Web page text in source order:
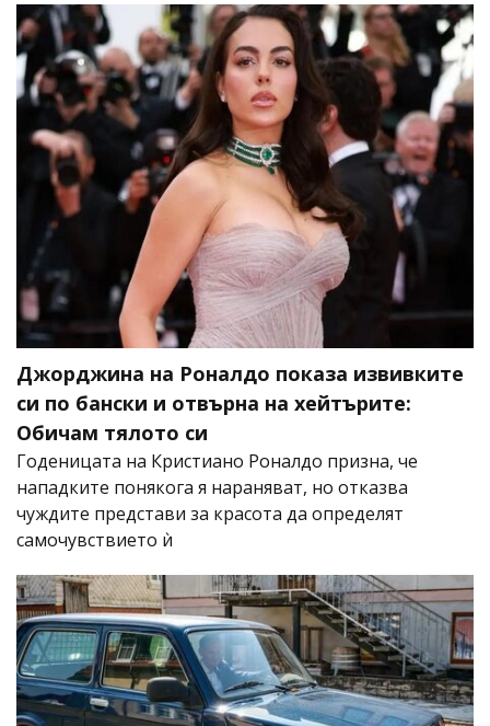
Джорджина на Роналдо показа извивките
си по бански и отвърна на хейтърите:
Обичам тялото си
Годеницата на Кристиано Роналдо призна, че
нападките понякога я нараняват, но отказва
чуждите представи за красота да определят
самочувствието ѝ